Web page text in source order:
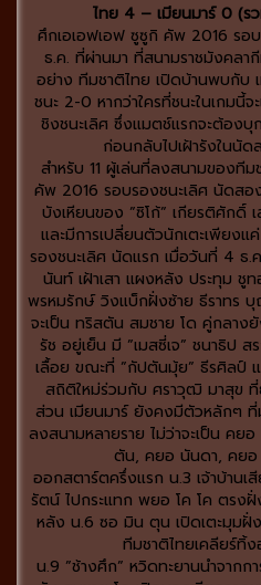
ไทย 4 – เมียนมาร์ 0 (ร
ศึกเอเอฟเอฟ ซูซูกิ คัพ 2016 รอ
ธ.ค. ที่ผ่านมา ที่สนามราชมังคลา
อย่าง ทีมชาติไทย เปิดบ้านพบกับ
ชนะ 2-0 หากว่าใครที่ชนะในเกมนี้
ชิงชนะเลิศ ซึ่งแมตช์แรกจะต้อง
ก่อนกลับไปเฝ้ารังในนั
สำหรับ 11 ผู้เล่นที่ลงสนามของที
คัพ 2016 รอบรองชนะเลิศ นัดส
บังเหียนของ ”ซิโก้” เกียรติศักดิ์
และมีการเปลี่ยนตัวนักเตะเพียงแ
รองชนะเลิศ นัดแรก เมื่อวันที่ 4 ธ
นันท์ เฝ้าเสา แผงหลัง ประทุม
พรหมรักษ์ วิงแบ็กฝั่งซ้าย ธีราทร
จะเป็น ทริสตัน สมชาย โด คู่กลาง
รัช อยู่เย็น มี ”เมสซี่เจ” ชนาธิป
เลื้อย ขณะที่ ”กัปตันมุ้ย” ธีรศิลป์
สถิติใหม่ร่วมกับ ศราวุฒิ มาสุข ที่
ส่วน เมียนมาร์ ยังคงมีตัวหลักๆ ที่
ลงสนามหลายราย ไม่ว่าจะเป็น ค
ตัน, คยอ นันดา, คย
ออกสตาร์ตครึ่งแรก น.3 เจ้าบ้าน
รัตน์ ไปกระแทก พยอ โค โค ตรง
หลัง น.6 ซอ มิน ตุน เปิดเตะมุมฝั่ง
ทีมชาติไทยเคลียร์ทิ้
น.9 ”ช้างศึก” หวิดทะยานนำจาก